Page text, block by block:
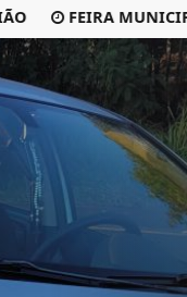
FEIRA MUNICIPAL DE